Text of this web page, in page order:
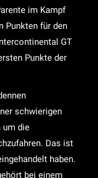
im Kampf
Punkten für den
GT
Punkte der
schwierigen
um die
Das ist
haben.
bei einem